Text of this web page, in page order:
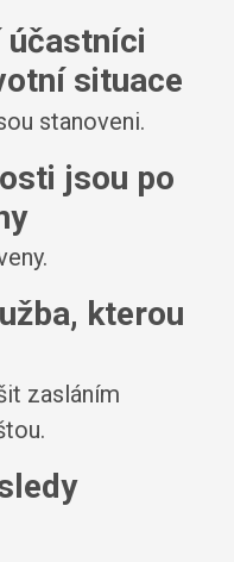
účastníci
situace
stanoveni.
jsou po
kterou
zasláním